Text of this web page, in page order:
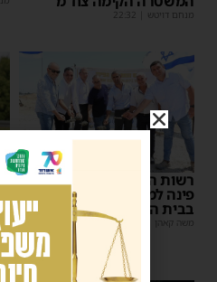
מנחם דויטש 22:32
רשות המסים הניחה אבן
פינה למתקן הבידוק החדש
בבית המכס אשדוד
משה קאהן 15:37